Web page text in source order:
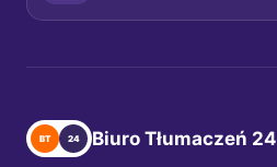
BT 24 Biuro Tłumaczeń 24